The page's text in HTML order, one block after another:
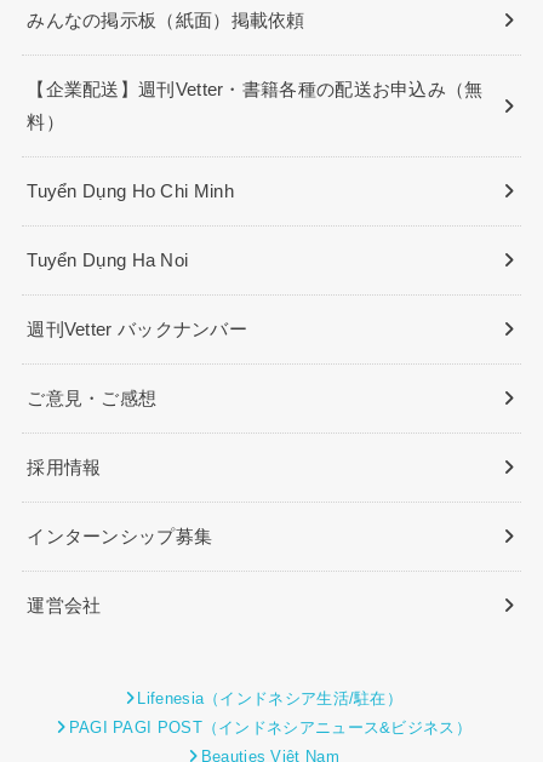
みんなの掲示板（紙面）掲載依頼
【企業配送】週刊Vetter・書籍各種の配送お申込み（無
料）
Tuyển Dụng Ho Chi Minh
Tuyển Dụng Ha Noi
週刊Vetter バックナンバー
ご意見・ご感想
採用情報
インターンシップ募集
運営会社
Lifenesia（インドネシア生活/駐在）
PAGI PAGI POST（インドネシアニュース&ビジネス）
Beauties Việt Nam